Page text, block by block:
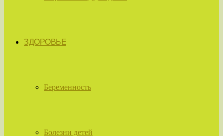
ЗДОРОВЬЕ
Беременность
Болезни детей